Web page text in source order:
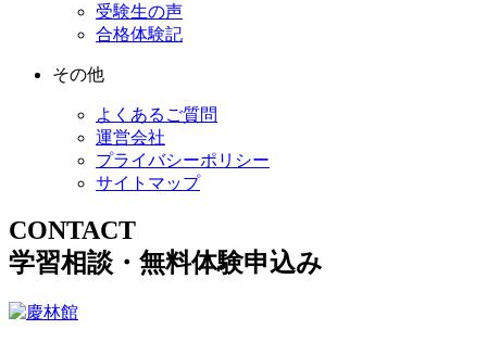
受験生の声
合格体験記
その他
よくあるご質問
運営会社
プライバシーポリシー
サイトマップ
CONTACT
学習相談・無料体験申込み